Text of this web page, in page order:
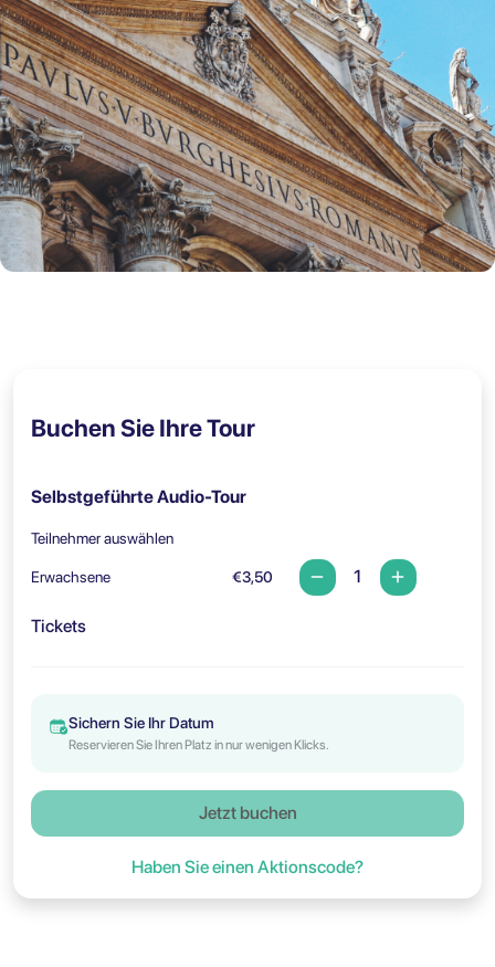
Buchen Sie Ihre Tour
Selbstgeführte Audio-Tour
Teilnehmer auswählen
Erwachsene €3,50
Tickets
Sichern Sie Ihr Datum
Reservieren Sie Ihren Platz in nur wenigen Klicks.
Jetzt buchen
Haben Sie einen Aktionscode?